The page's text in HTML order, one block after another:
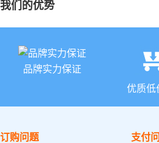
我们的优势
品牌实力保证
优质低
订购问题 支付